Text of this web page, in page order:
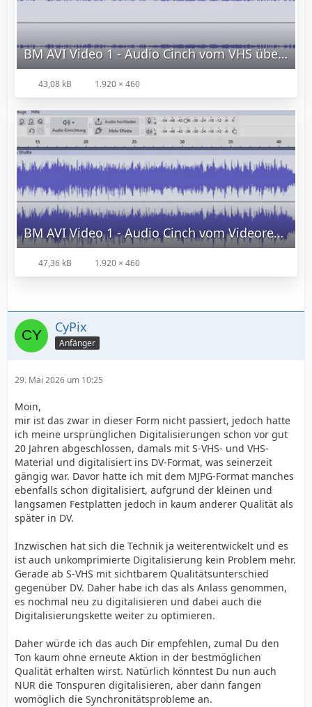
BM AVI Video 1 - Audio Cinch vom VHS über Panasonic DMR-EH65 an BM Shuttle.png
43,08 kB 1.920 × 460
BM AVI Video 1 - Audio Cinch vom Videorecorder direkt an BM Intensity Shuttle.png
47,36 kB 1.920 × 460
CyPix
Anfänger
29. Mai 2026 um 10:25
Moin,
mir ist das zwar in dieser Form nicht passiert, jedoch hatte
ich meine ursprünglichen Digitalisierungen schon vor gut
20 Jahren abgeschlossen, damals mit S-VHS- und VHS-
Material und digitalisiert ins DV-Format, was seinerzeit
gängig war. Davor hatte ich mit dem MJPG-Format manches
ebenfalls schon digitalisiert, aufgrund der kleinen und
langsamen Festplatten jedoch in kaum anderer Qualität als
später in DV.
Inzwischen hat sich die Technik ja weiterentwickelt und es
ist auch unkomprimierte Digitalisierung kein Problem mehr.
Gerade ab S-VHS mit sichtbarem Qualitätsunterschied
gegenüber DV. Daher habe ich das als Anlass genommen,
es nochmal neu zu digitalisieren und dabei auch die
Digitalisierungskette weiter zu optimieren.
Daher würde ich das auch Dir empfehlen, zumal Du den
Ton kaum ohne erneute Aktion in der bestmöglichen
Qualität erhalten wirst. Natürlich könntest Du nun auch
NUR die Tonspuren digitalisieren, aber dann fangen
womöglich die Synchronitätsprobleme an.